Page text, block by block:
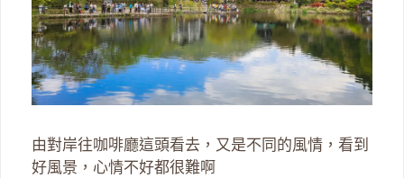
由對岸往咖啡廳這頭看去，又是不同的風情，看到
好風景，心情不好都很難啊